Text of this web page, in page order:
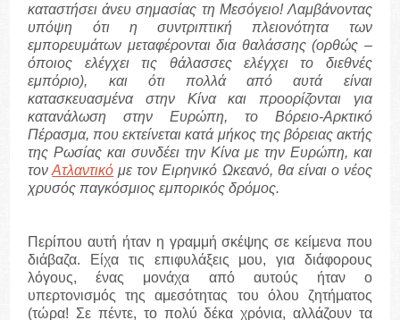
καταστήσει άνευ σημασίας τη Μεσόγειο! Λαμβάνοντας
υπόψη ότι η συντριπτική πλειονότητα των
εμπορευμάτων μεταφέρονται δια θαλάσσης (ορθώς –
όποιος ελέγχει τις θάλασσες ελέγχει το διεθνές
εμπόριο), και ότι πολλά από αυτά είναι
κατασκευασμένα στην Κίνα και προορίζονται για
κατανάλωση στην Ευρώπη, το Βόρειο-Αρκτικό
Πέρασμα, που εκτείνεται κατά μήκος της βόρειας ακτής
της Ρωσίας και συνδέει την Κίνα με την Ευρώπη, και
τονΑτλαντικό με τον Ειρηνικό Ωκεανό, θα είναι ο νέος
χρυσός παγκόσμιος εμπορικός δρόμος.
Περίπου αυτή ήταν η γραμμή σκέψης σε κείμενα που
διάβαζα. Είχα τις επιφυλάξεις μου, για διάφορους
λόγους, ένας μονάχα από αυτούς ήταν ο
υπερτονισμός της αμεσότητας του όλου ζητήματος
(τώρα! Σε πέντε, το πολύ δέκα χρόνια, αλλάζουν τα